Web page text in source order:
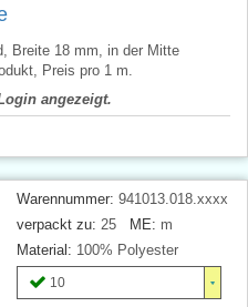
Breite 18 mm, in der Mitte
Preis pro 1 m.
angezeigt.
Warennummer: 941013.018.xxxx
verpackt zu: 25 ME: m
Material: 100% Polyester
10